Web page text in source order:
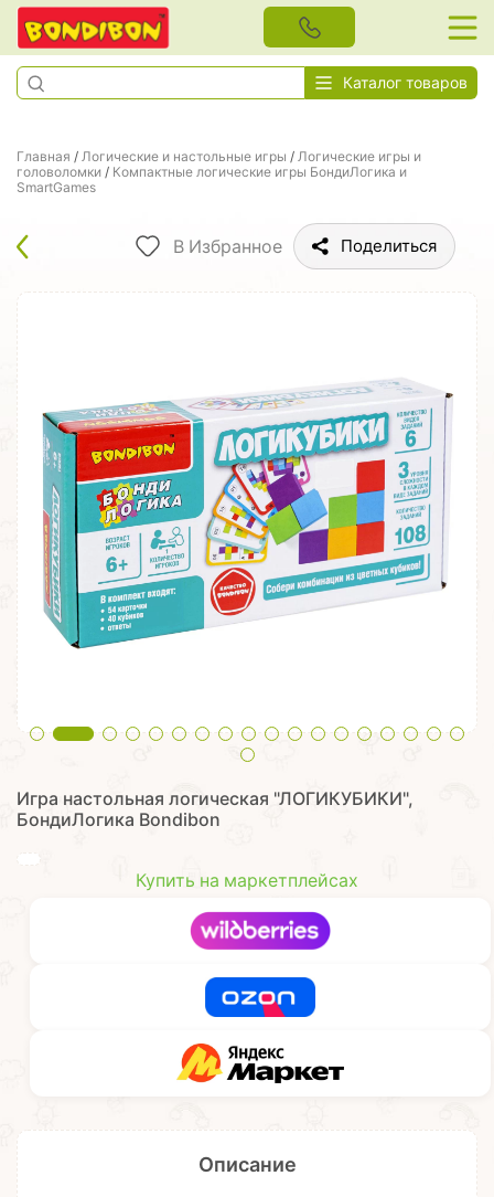
Каталог товаров
Главная / Логические и настольные игры / Логические игры и
головоломки / Компактные логические игры БондиЛогика и
SmartGames
В Избранное Поделиться
Игра настольная логическая "ЛОГИКУБИКИ",
БондиЛогика Bondibon
Купить на маркетплейсах
Описание